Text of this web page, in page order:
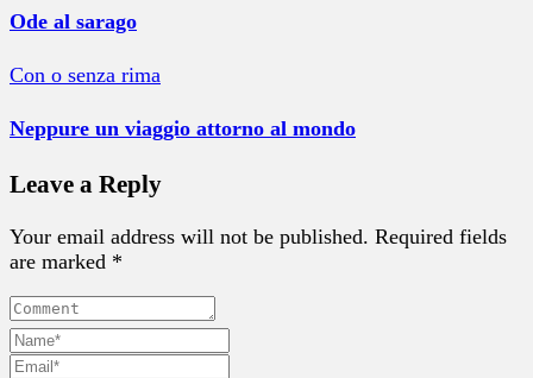
Ode al sarago
Con o senza rima
Neppure un viaggio attorno al mondo
Leave a Reply
Your email address will not be published. Required fields
are marked *